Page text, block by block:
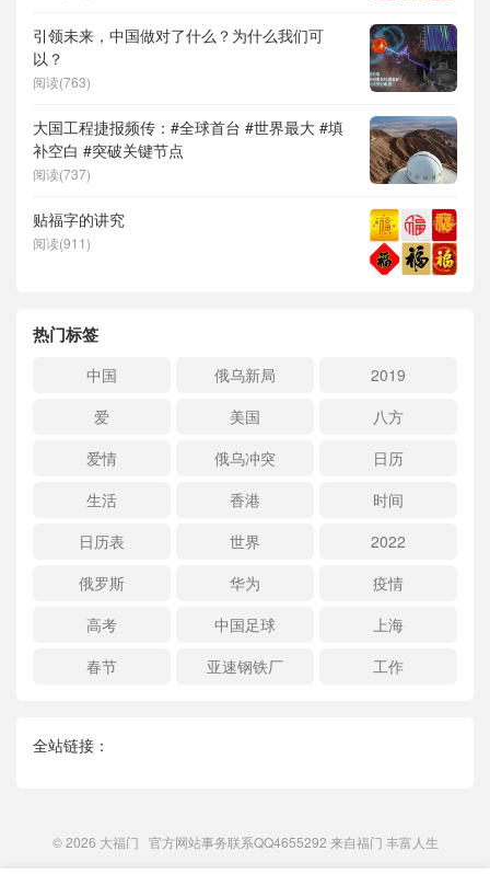
引领未来，中国做对了什么？为什么我们可
以？
阅读(763)
大国工程捷报频传：#全球首台 #世界最大 #填
补空白 #突破关键节点
阅读(737)
贴福字的讲究
阅读(911)
热门标签
中国 俄乌新局
2019
爱
美国
八方
爱情
俄乌冲突
日历
生活
香港
时间
日历表
世界
2022
俄罗斯
华为
疫情
高考
中国足球
上海
春节
亚速钢铁厂 工作
全站链接：
© 2026 大福门 官方网站事务联系QQ4655292 来自福门 丰富人生